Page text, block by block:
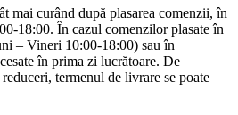
mai curând după plasarea comenzii, în
18:00. În cazul comenzilor plasate în
– Vineri 10:00-18:00) sau în
în prima zi lucrătoare. De
termenul de livrare se poate